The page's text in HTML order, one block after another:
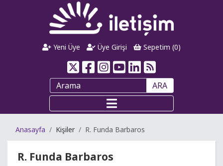
Yeni Üye Üye Girişi Sepetim (0)
ARA
Anasayfa Kişiler R. Funda Barbaros
R. Funda Barbaros